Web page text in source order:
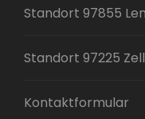
Standort 97855
Standort 97225
Kontaktformular